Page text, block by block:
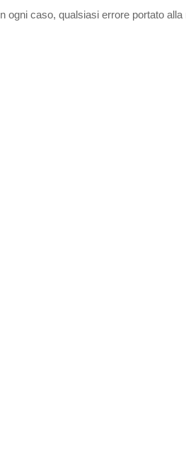
In ogni caso, qualsiasi errore portato